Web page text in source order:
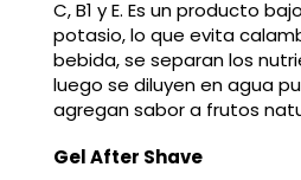
C, B1 y E. Es un producto
potasio, lo que evita
bebida, se separan los
luego se diluyen en agua
agregan sabor a frutos
Gel After Shave